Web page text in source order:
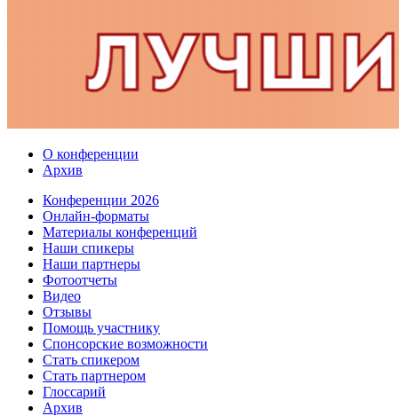
О конференции
Архив
Конференции 2026
Онлайн-форматы
Материалы конференций
Наши спикеры
Наши партнеры
Фотоотчеты
Видео
Отзывы
Помощь участнику
Спонсорские возможности
Стать спикером
Стать партнером
Глоссарий
Архив